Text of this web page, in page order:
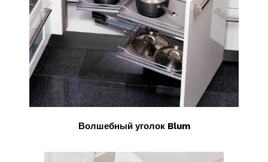
Волшебный уголок Blum